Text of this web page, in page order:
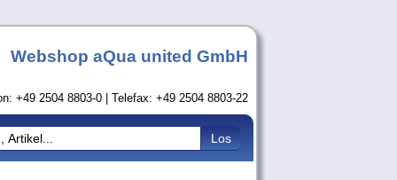
Webshop aQua united GmbH
+49 2504 8803-0 | Telefax: +49 2504 8803-22